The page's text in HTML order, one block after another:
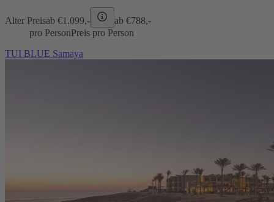
Alter Preisab €1.099,- ab €788,-
pro PersonPreis pro Person
TUI BLUE Samaya